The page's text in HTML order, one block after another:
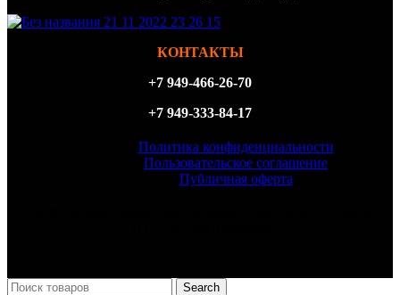
КОНТАКТЫ
+7 949-466-26-70
+7 949-333-84-17
Политика конфиденциальности
Пользовательское соглашение
Публичная оферта
Search